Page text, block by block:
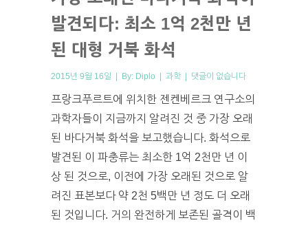
발견되다: 최소 1억 2천만 년
된 대형 거북 화석
2015년 9월 16일 | By: Diplo | 과학 | 댓글이 없습니다
프랑크푸르트에 위치한 젠켄베르크 연구소의
과학자들이 지금까지 알려진 것 중 가장 오래
된 바다거북 화석을 보고했습니다. 화석으로
발견된 이 파충류는 최소한 1억 2천만 년 이
상 된 것으로, 이전에 가장 오래된 것으로 알
려진 표본보다 약 2천 5백만 년 정도 더 오래
된 것입니다. 거의 완전하게 보존된 골격이 백